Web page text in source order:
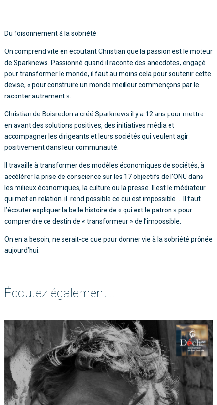
Du foisonnement à la sobriété
On comprend vite en écoutant Christian que la passion est le moteur
de Sparknews. Passionné quand il raconte des anecdotes, engagé
pour transformer le monde, il faut au moins cela pour soutenir cette
devise, « pour construire un monde meilleur commençons par le
raconter autrement ».
Christian de Boisredon a créé Sparknews il y a 12 ans pour mettre
en avant des solutions positives, des initiatives média et
accompagner les dirigeants et leurs sociétés qui veulent agir
positivement dans leur communauté.
Il travaille à transformer des modèles économiques de sociétés, à
accélérer la prise de conscience sur les 17 objectifs de l’ONU dans
les milieux économiques, la culture ou la presse. Il est le médiateur
qui met en relation, il rend possible ce qui est impossible … Il faut
l’écouter expliquer la belle histoire de « qui est le patron » pour
comprendre ce destin de « transformeur » de l’impossible.
On en a besoin, ne serait-ce que pour donner vie à la sobriété prônée
aujourd’hui.
Écoutez également...